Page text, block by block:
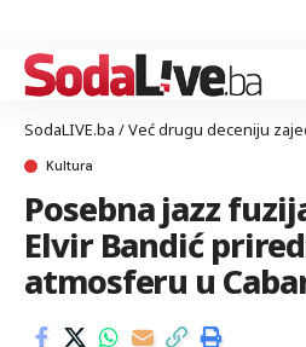
SodaLIVE.ba / Već drugu deceniju
Kultura
Posebna jazz
Elvir Bandić
atmosferu u